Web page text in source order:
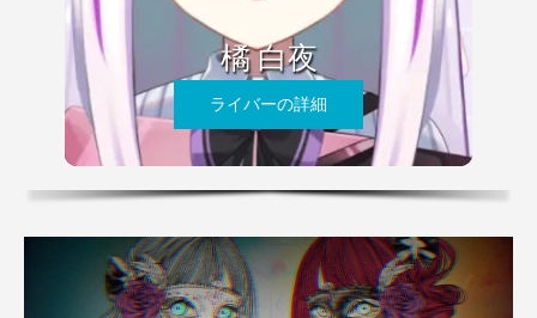
橘 白夜
ライバーの詳細